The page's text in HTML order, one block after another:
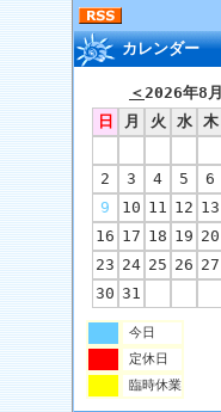
カレンダー
＜2026年8月
日
月 火 水 木
2
3 4 5 6
9
10 11 12 13
16 17 18 19 20
23 24 25 26 27
30 31
今日
定休日
臨時休業